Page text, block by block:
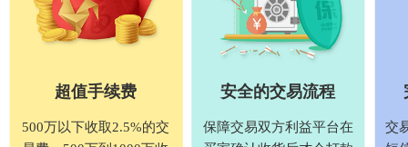
超值手续费
500万以下收取2.5%的交
安全的交易流程
保障交易双方利益平台在
交